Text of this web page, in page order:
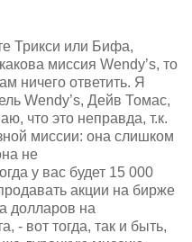
Трикси или Бифа,
миссия Wendy’s, то
ничего ответить. Я
Wendy’s, Дейв Томас,
что это неправда, т.к.
миссии: она слишком
не
у вас будет 15 000
акции на бирже
долларов на
- вот тогда, так и быть,